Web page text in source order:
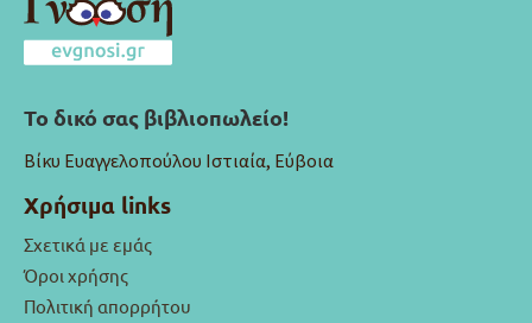
Το δικό σας βιβλιοπωλείο!
Βίκυ Ευαγγελοπούλου Ιστιαία, Εύβοια
Χρήσιμα links
Σχετικά με εμάς
Όροι χρήσης
Πολιτική απορρήτου